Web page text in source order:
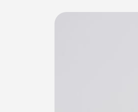
справки на налоговый
для пациентов